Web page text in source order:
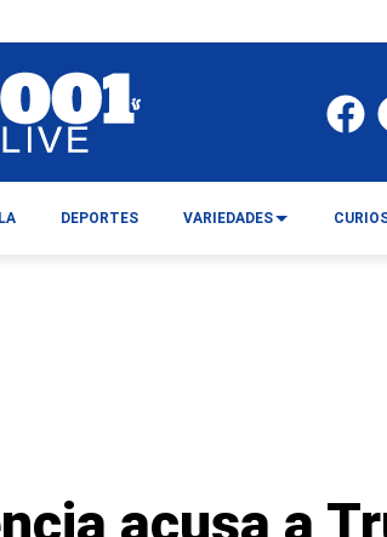
acusa a
DEPORTES VARIEDADES